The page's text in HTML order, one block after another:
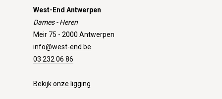
West-End Antwerpen
Dames - Heren
Meir 75 - 2000 Antwerpen
info@west-end.be
03 232 06 86
Bekijk onze ligging